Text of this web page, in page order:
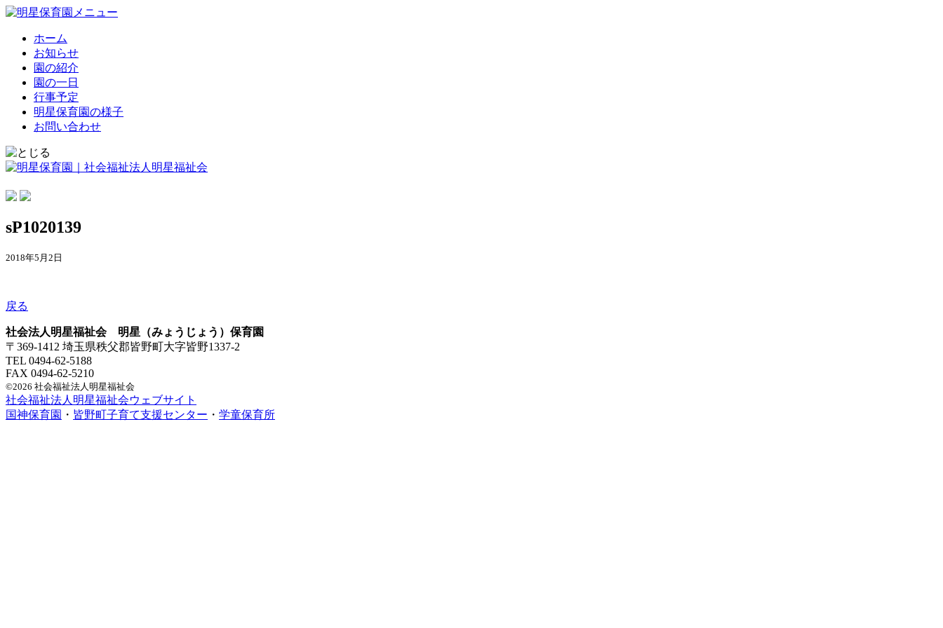
ホーム
お知らせ
園の紹介
園の一日
行事予定
明星保育園の様子
お問い合わせ
sP1020139
2018年5月2日
戻る
社会法人明星福祉会 明星（みょうじょう）保育園
〒369-1412 埼玉県秩父郡皆野町大字皆野1337-2
TEL 0494-62-5188
FAX 0494-62-5210
©2026 社会福祉法人明星福祉会
社会福祉法人明星福祉会ウェブサイト
国神保育園 ・ 皆野町子育て支援センター ・ 学童保育所